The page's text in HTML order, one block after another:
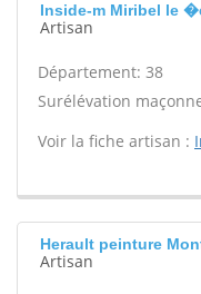
Inside-m Miribel le
Artisan
Département: 38
Surélévation
Voir la fiche artisan :
Herault peinture
Artisan